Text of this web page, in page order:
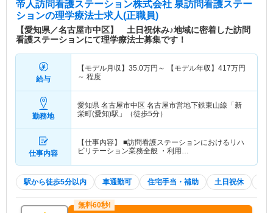
帝人訪問看護ステーション株式会社 泉訪問看護ステー
ションの理学療法士求人(正職員)
【愛知県／名古屋市中区】 土日祝休み♪地域に密着した訪問
看護ステーションにて理学療法士募集です！
給与
【モデル月収】 35.0万円～ 【モデル年収】 417万円
～ 程度
勤務地
愛知県 名古屋市中区 名古屋市営地下鉄東山線「新
栄町(愛知)駅」（徒歩5分）
仕事内容
【仕事内容】 ■訪問看護ステーションにおけるリハ
ビリテーション業務全般 ・利用…
駅から徒歩5分以内 車通勤可 住宅手当・補助 土日祝休